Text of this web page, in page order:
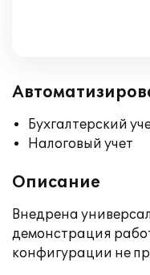
Бухгалтерский
Налоговый учет
Описание
Внедрена
демонстрация
конфигурации не